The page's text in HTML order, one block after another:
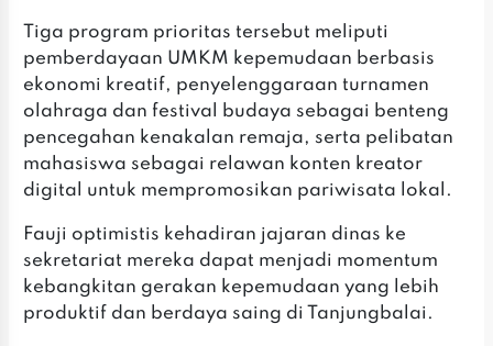
Tiga program prioritas tersebut meliputi
pemberdayaan UMKM kepemudaan berbasis
ekonomi kreatif, penyelenggaraan turnamen
olahraga dan festival budaya sebagai benteng
pencegahan kenakalan remaja, serta pelibatan
mahasiswa sebagai relawan konten kreator
digital untuk mempromosikan pariwisata lokal.
Fauji optimistis kehadiran jajaran dinas ke
sekretariat mereka dapat menjadi momentum
kebangkitan gerakan kepemudaan yang lebih
produktif dan berdaya saing di Tanjungbalai.